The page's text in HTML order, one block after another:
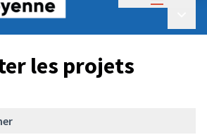
2024
déposés
les projets